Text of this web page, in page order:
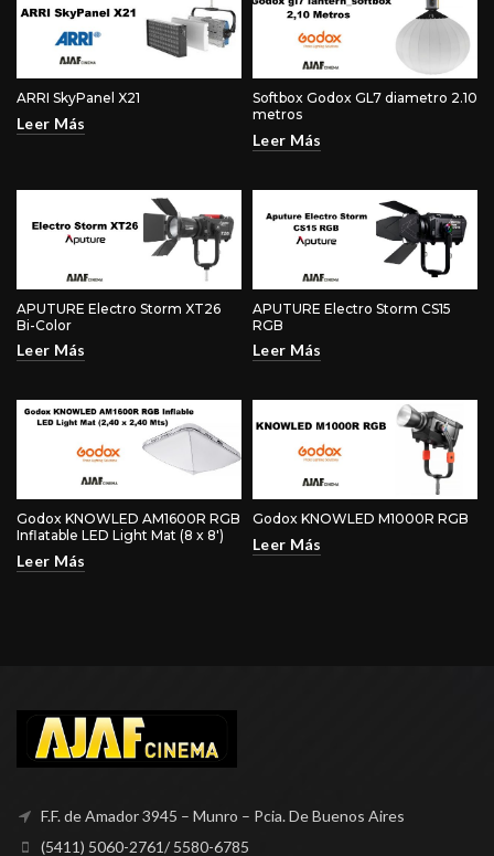
ARRI SkyPanel X21
Leer Más
Softbox Godox GL7 diametro 2.10
metros
Leer Más
APUTURE Electro Storm XT26
Bi-Color
Leer Más
APUTURE Electro Storm CS15
RGB
Leer Más
Godox KNOWLED AM1600R RGB
Inflatable LED Light Mat (8 x 8′)
Leer Más
Godox KNOWLED M1000R RGB
Leer Más
F.F. de Amador 3945 – Munro – Pcia. De Buenos Aires
(5411) 5060-2761/ 5580-6785